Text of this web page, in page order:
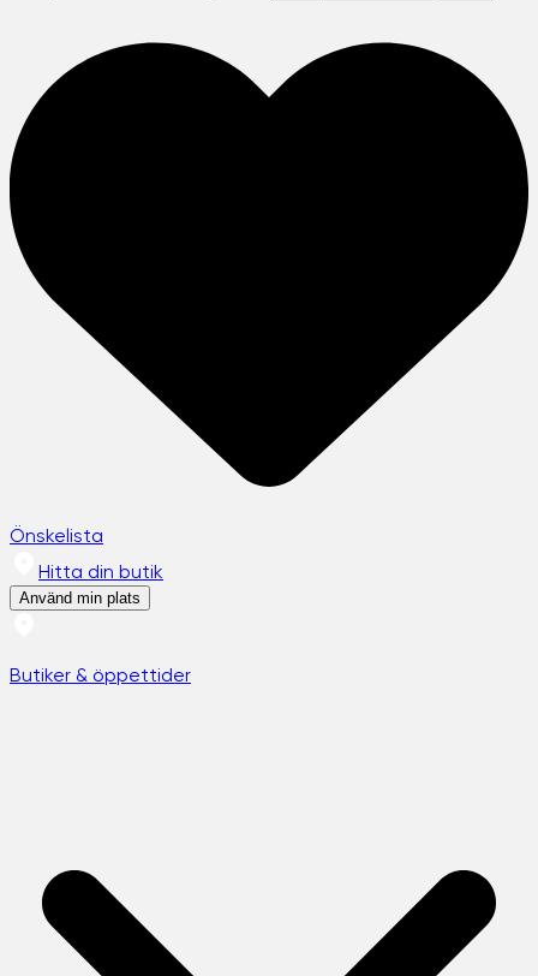
Önskelista
Hitta din butik
Använd min plats
Butiker & öppettider